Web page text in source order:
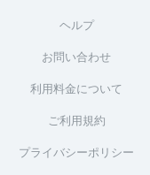
ヘルプ
お問い合わせ
利用料金について
ご利用規約
プライバシーポリシー